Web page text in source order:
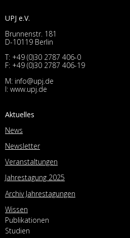
UPJ e.V.
Brunnenstr. 181
D-10119 Berlin
T: +49 (0)30 2787 406-0
F: +49 (0)30 2787 406-19
M: info@upj.de
I: www.upj.de
Aktuelles
News
Newsletter
Veranstaltungen
Jahrestagung 2025
Archiv Jahrestagungen
Wissen
Publikationen
Studien